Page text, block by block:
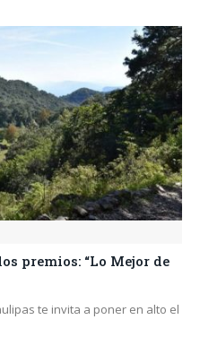
premios: “Lo Mejor de
te invita a poner en alto el